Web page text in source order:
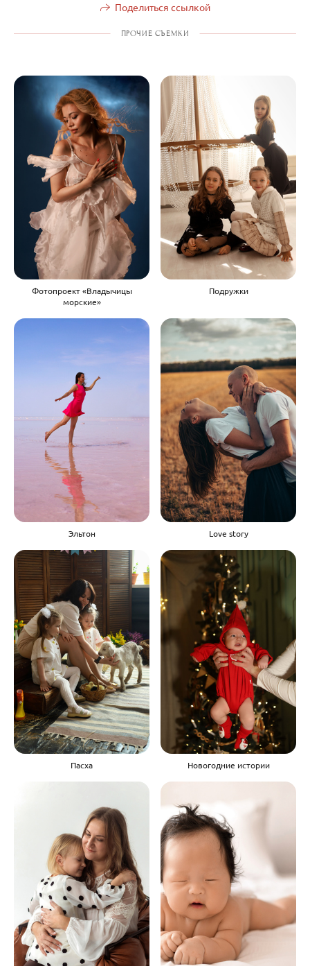
Поделиться ссылкой
ПРОЧИЕ СЪЕМКИ
Фотопроект «Владычицы
морские»
Подружки
Эльтон Love story
Пасха Новогодние истории